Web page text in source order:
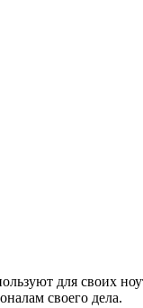
для своих
своего дела.